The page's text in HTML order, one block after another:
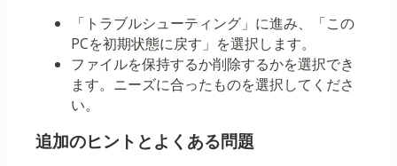
「トラブルシューティング」に進み、「この
PCを初期状態に戻す」を選択します。
ファイルを保持するか削除するかを選択でき
ます。ニーズに合ったものを選択してくださ
い。
追加のヒントとよくある問題